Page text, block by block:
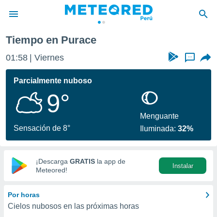
de
ha sido
que se
calidad.
a este
las
y
digital
basada
Tiempo en Purace
01:58 Viernes ...
Parcialmente nuboso
9°
Sensación de 8°
Menguante
Iluminada:32%
¡Descarga GRATIS la app de
Meteored!
Instalar
Por horas
Cielos nubosos en las próximas horas